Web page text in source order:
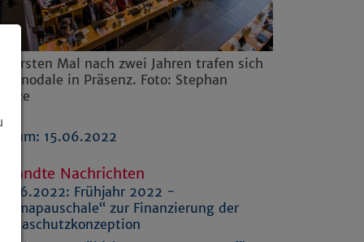
ersten Mal nach zwei Jahren trafen sich
Synodale in Präsenz. Foto: Stephan
15.06.2022
Nachrichten
Frühjahr 2022 -
zur Finanzierung der